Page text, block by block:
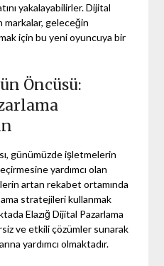
yakalayabilirler. Dijital
markalar, geleceğin
için bu yeni oyuncuya bir
Öncüsü:
günümüzde işletmelerin
yardımcı olan
artan rekabet ortamında
stratejileri kullanmak
Elazığ Dijital Pazarlama
ve etkili çözümler sunarak
yardımcı olmaktadır.